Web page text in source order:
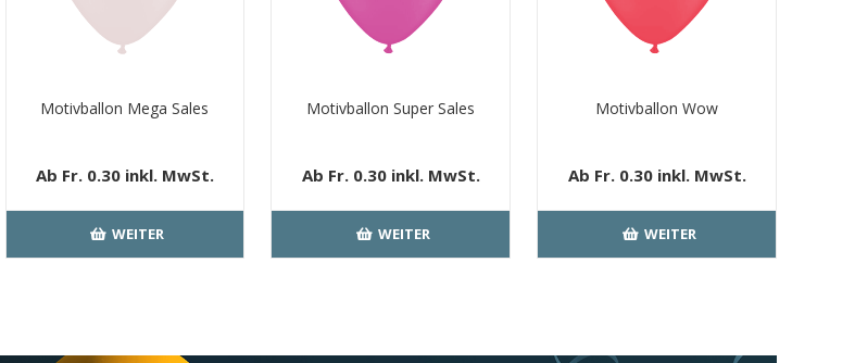
Motivballon Mega Sales
Ab Fr. 0.30 inkl. MwSt.
WEITER
Motivballon Super Sales
Ab Fr. 0.30 inkl. MwSt.
WEITER
Motivballon Wow
Ab Fr. 0.30 inkl. MwSt.
WEITER